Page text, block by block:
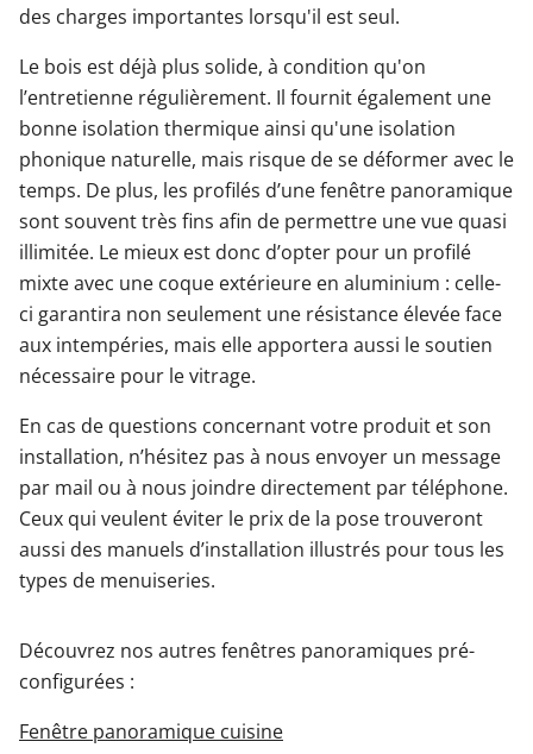
des charges importantes lorsqu'il est seul.
Le bois est déjà plus solide, à condition qu'on
l’entretienne régulièrement. Il fournit également une
bonne isolation thermique ainsi qu'une isolation
phonique naturelle, mais risque de se déformer avec le
temps. De plus, les profilés d’une fenêtre panoramique
sont souvent très fins afin de permettre une vue quasi
illimitée. Le mieux est donc d’opter pour un profilé
mixte avec une coque extérieure en aluminium : celle-
ci garantira non seulement une résistance élevée face
aux intempéries, mais elle apportera aussi le soutien
nécessaire pour le vitrage.
En cas de questions concernant votre produit et son
installation, n’hésitez pas à nous envoyer un message
par mail ou à nous joindre directement par téléphone.
Ceux qui veulent éviter le prix de la pose trouveront
aussi des manuels d’installation illustrés pour tous les
types de menuiseries.
Découvrez nos autres fenêtres panoramiques pré-
configurées :
Fenêtre panoramique cuisine